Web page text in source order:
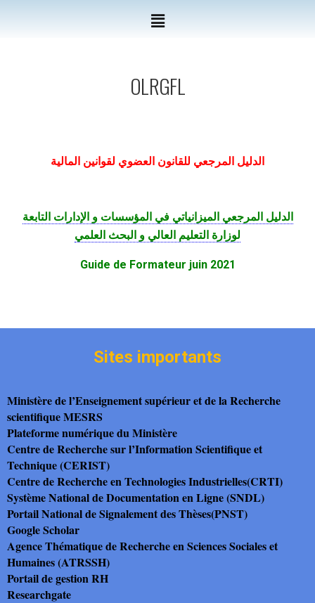
OLRGFL
الدليل المرجعي للقانون العضوي لقوانين المالية
الدليل المرجعي الميزانياتي في المؤسسات و الإدارات التابعة
لوزارة التعليم العالي و البحث العلمي
Guide de Formateur juin 2021
Sites importants
Ministère de l’Enseignement supérieur et de la Recherche
scientifique MESRS
Plateforme numérique du Ministère
Centre de Recherche sur l’Information Scientifique et
Technique (CERIST)
Centre de Recherche en Technologies Industrielles(CRTI)
Système National de Documentation en Ligne (SNDL)
Portail National de Signalement des Thèses(PNST)
Google Scholar
Agence Thématique de Recherche en Sciences Sociales et
Humaines (ATRSSH)
Portail de gestion RH
Researchgate